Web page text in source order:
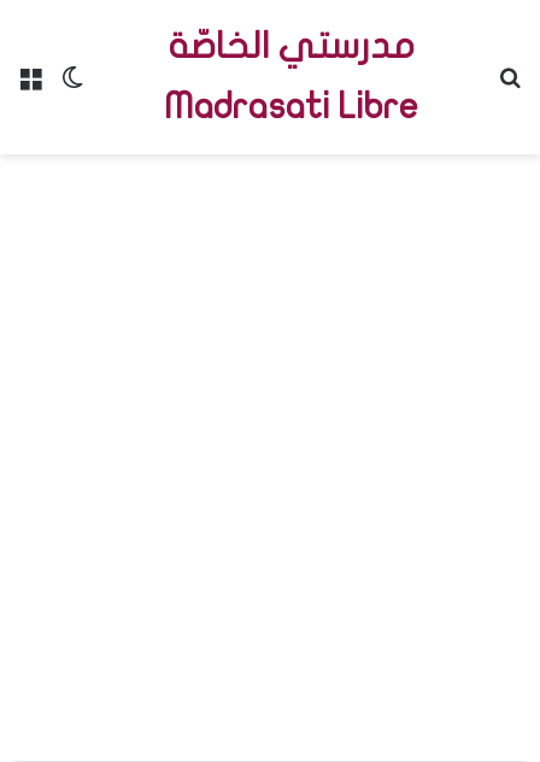
Menu
مدرستي الخاصّة
Madrasati Libre